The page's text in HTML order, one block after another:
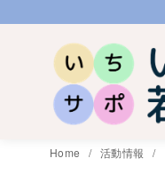
Home 活動情報